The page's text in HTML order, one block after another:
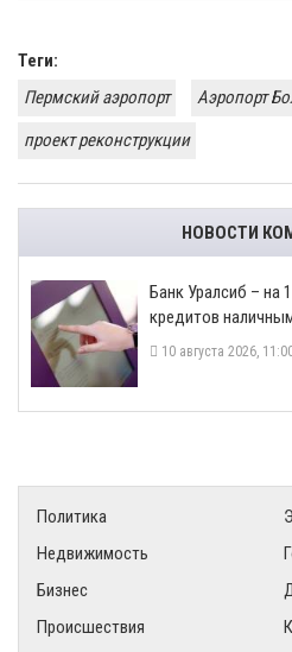
Теги:
Пермский аэропорт
Аэропорт
проект реконструкции
НОВОСТИ
Банк Уралсиб – на
кредитов
10 августа 2026,
Политика
Недвижимость
Бизнес
Происшествия